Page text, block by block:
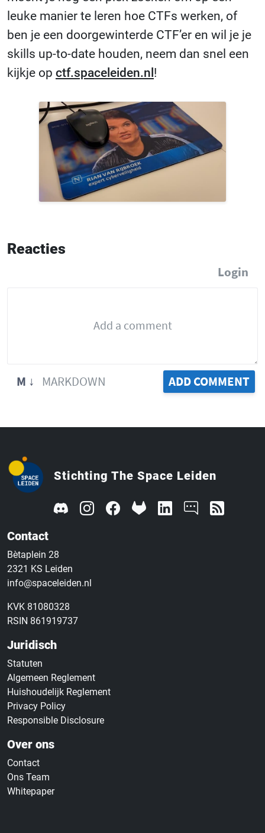
leuke manier te leren hoe CTFs werken, of
ben je een doorgewinterde CTF’er en wil je je
skills up-to-date houden, neem dan snel een
kijkje op ctf.spaceleiden.nl !
Reacties
Login
ADD COMMENT
M ↓ MARKDOWN
Stichting The Space Leiden
Contact
Bètaplein 28
2321 KS Leiden
info@spaceleiden.nl
KVK 81080328
RSIN 861919737
Juridisch
Statuten
Algemeen Reglement
Huishoudelijk Reglement
Privacy Policy
Responsible Disclosure
Over ons
Contact
Ons Team
Whitepaper